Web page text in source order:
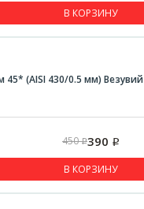
В КОРЗИНУ
45* (AISI 430/0.5 мм) Везувий
450Р390 Р
В КОРЗИНУ